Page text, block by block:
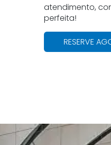
atendimento,
perfeita!
RESERVE